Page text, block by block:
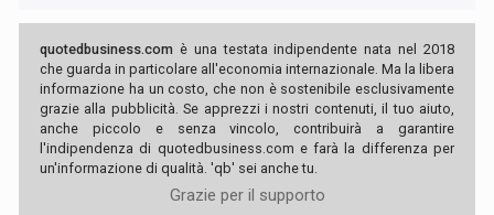
quotedbusiness.com è una testata indipendente nata nel 2018
che guarda in particolare all'economia internazionale. Ma la libera
informazione ha un costo, che non è sostenibile esclusivamente
grazie alla pubblicità. Se apprezzi i nostri contenuti, il tuo aiuto,
anche piccolo e senza vincolo, contribuirà a garantire
l'indipendenza di quotedbusiness.com e farà la differenza per
un'informazione di qualità. 'qb' sei anche tu.
Grazie per il supporto